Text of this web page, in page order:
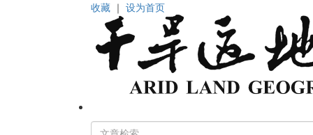
收藏 ｜ 设为首页